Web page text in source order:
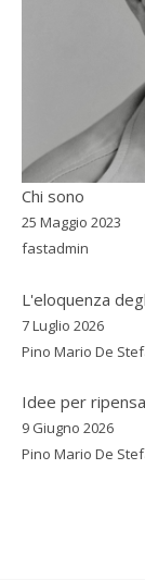
Chi sono
25 Maggio 2023
fastadmin
L'eloquenza
7 Luglio 2026
Pino Mario De
Idee per
9 Giugno 2026
Pino Mario De